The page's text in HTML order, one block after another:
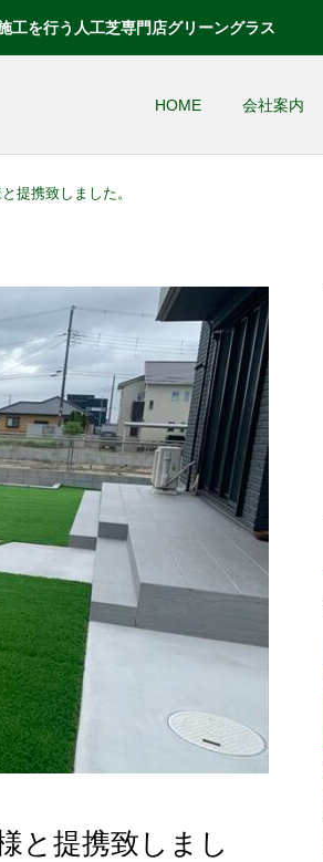
を行う人工芝専門店グリーングラス
HOME 会社案内
提携致しました。
と提携致しまし